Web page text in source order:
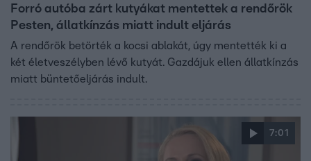
Forró autóba zárt kutyákat mentettek a rendőrök
Pesten, állatkínzás miatt indult eljárás
A rendőrök betörték a kocsi ablakát, úgy mentették ki a
két életveszélyben lévő kutyát. Gazdájuk ellen állatkínzás
miatt büntetőeljárás indult.
7:01